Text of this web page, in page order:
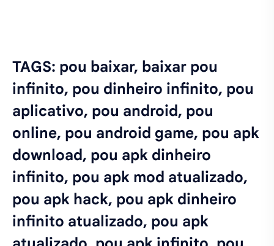
TAGS: pou baixar, baixar pou
infinito, pou dinheiro infinito, pou
aplicativo, pou android, pou
online, pou android game, pou apk
download, pou apk dinheiro
infinito, pou apk mod atualizado,
pou apk hack, pou apk dinheiro
infinito atualizado, pou apk